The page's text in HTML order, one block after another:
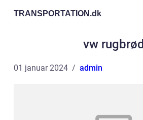
TRANSPORTATION.dk
vw rugbrød
01 januar 2024 admin